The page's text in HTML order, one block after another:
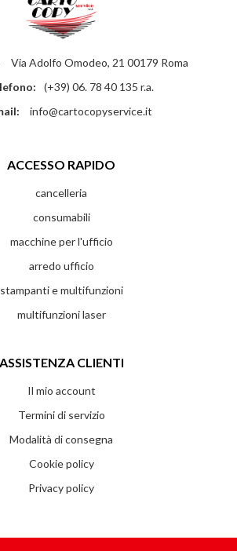
Via Adolfo Omodeo, 21 00179 Roma
(+39) 06. 78 40 135 r.a.
info@cartocopyservice.it
ACCESSO RAPIDO
cancelleria
consumabili
macchine per l'ufficio
arredo ufficio
stampanti e multifunzioni
multifunzioni laser
ASSISTENZA CLIENTI
Il mio account
Termini di servizio
Modalità di consegna
Cookie policy
Privacy policy